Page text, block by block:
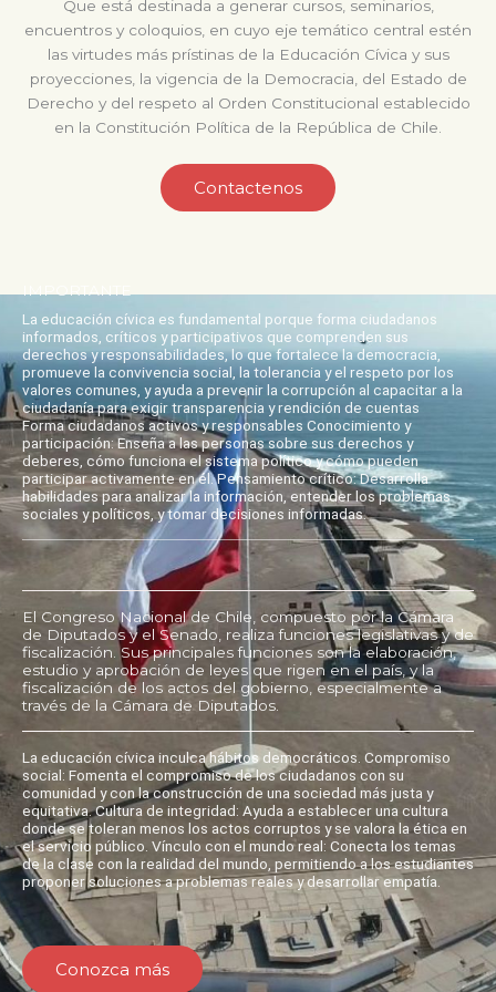
Que está destinada a generar cursos, seminarios,
encuentros y coloquios, en cuyo eje temático central estén
las virtudes más prístinas de la Educación Cívica y sus
proyecciones, la vigencia de la Democracia, del Estado de
Derecho y del respeto al Orden Constitucional establecido
en la Constitución Política de la República de Chile.
Contactenos
La educación cívica es fundamental porque forma ciudadanos
informados, críticos y participativos que comprenden sus
derechos y responsabilidades, lo que fortalece la democracia,
promueve la convivencia social, la tolerancia y el respeto por los
valores comunes, y ayuda a prevenir la corrupción al capacitar a la
ciudadanía para exigir transparencia y rendición de cuentas
Forma ciudadanos activos y responsables Conocimiento y
participación: Enseña a las personas sobre sus derechos y
deberes, cómo funciona el sistema político y cómo pueden
participar activamente en él. Pensamiento crítico: Desarrolla
habilidades para analizar la información, entender los problemas
sociales y políticos, y tomar decisiones informadas.
El Congreso Nacional de Chile, compuesto por la Cámara
de Diputados y el Senado, realiza funciones legislativas y de
fiscalización. Sus principales funciones son la elaboración,
estudio y aprobación de leyes que rigen en el país, y la
fiscalización de los actos del gobierno, especialmente a
través de la Cámara de Diputados.
La educación cívica inculca hábitos democráticos. Compromiso
social: Fomenta el compromiso de los ciudadanos con su
comunidad y con la construcción de una sociedad más justa y
equitativa. Cultura de integridad: Ayuda a establecer una cultura
donde se toleran menos los actos corruptos y se valora la ética en
el servicio público. Vínculo con el mundo real: Conecta los temas
de la clase con la realidad del mundo, permitiendo a los estudiantes
proponer soluciones a problemas reales y desarrollar empatía.
Conozca más